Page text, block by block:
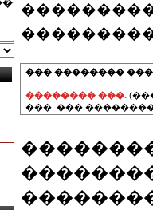
��� ��������
�������� ���.
���, ���